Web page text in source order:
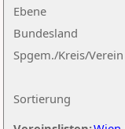
Ebene
Sortierung
Bundesland
Spgem./Kreis/Verein